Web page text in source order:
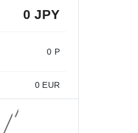
0 JPY
0 P
0 EUR